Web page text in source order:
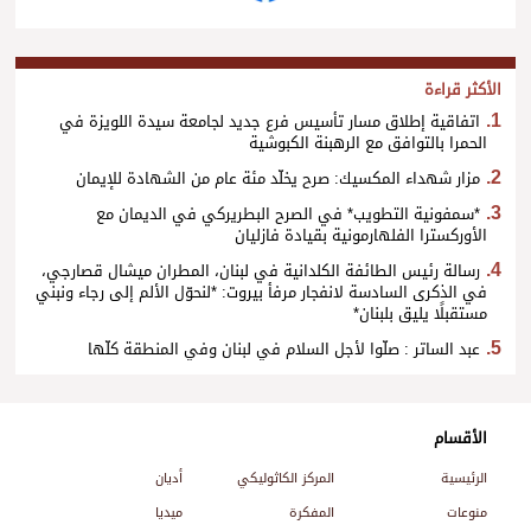
الأكثر قراءة
اتفاقية إطلاق مسار تأسيس فرع جديد لجامعة سيدة اللويزة في
الحمرا بالتوافق مع الرهبنة الكبوشية
مزار شهداء المكسيك: صرح يخلّد مئة عام من الشهادة للإيمان
*سمفونية التطويب* في الصرح البطريركي في الديمان مع
الأوركسترا الفلهارمونية بقيادة فازليان
رسالة رئيس الطائفة الكلدانية في لبنان، المطران ميشال قصارجي،
في الذكرى السادسة لانفجار مرفأ بيروت: *لنحوّل الألم إلى رجاء ونبني
مستقبلًا يليق بلبنان*
عبد الساتر : صلّوا لأجل السلام في لبنان وفي المنطقة كلّها
الأقسام
الرئيسية المركز الكاثوليكي
أديان
منوعات
المفكرة ميديا